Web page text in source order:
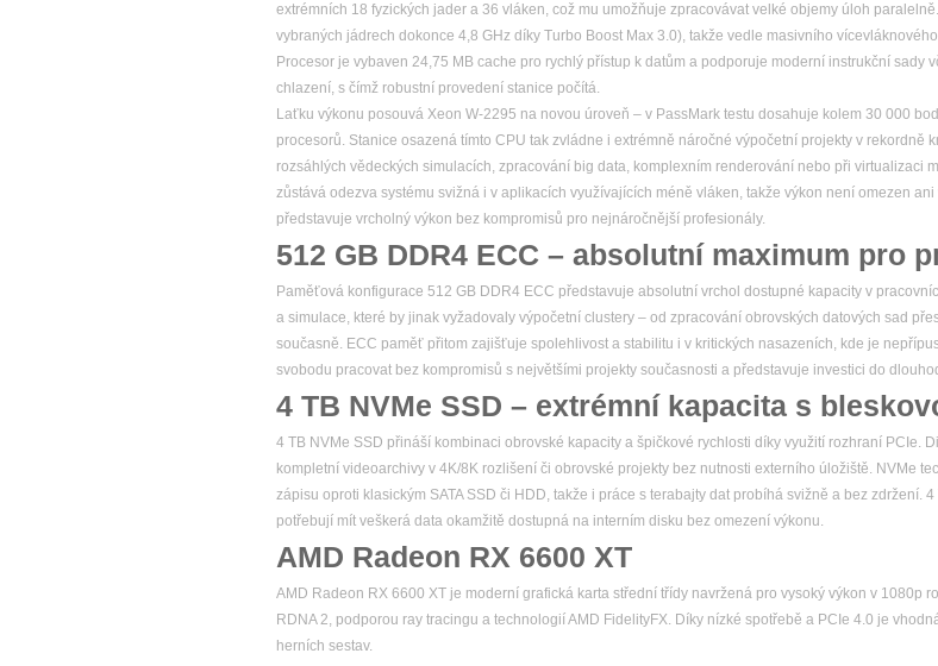
extrémních 18 fyzických jader a 36 vláken, což mu umožňuje zpracovávat velké objemy úloh
vybraných jádrech dokonce 4,8 GHz díky Turbo Boost Max 3.0), takže vedle masivního
Procesor je vybaven 24,75 MB cache pro rychlý přístup k datům a podporuje moderní instrukční sady
chlazení, s čímž robustní provedení stanice počítá.
Laťku výkonu posouvá Xeon W-2295 na novou úroveň – v PassMark testu dosahuje kolem 30 000
procesorů. Stanice osazená tímto CPU tak zvládne i extrémně náročné výpočetní projekty v rekordně
rozsáhlých vědeckých simulacích, zpracování big data, komplexním renderování nebo při virtualizaci
zůstává odezva systému svižná i v aplikacích využívajících méně vláken, takže výkon není omezen
představuje vrcholný výkon bez kompromisů pro nejnáročnější profesionály.
512 GB DDR4 ECC – absolutní maximum pro
Paměťová konfigurace 512 GB DDR4 ECC představuje absolutní vrchol dostupné kapacity v
a simulace, které by jinak vyžadovaly výpočetní clustery – od zpracování obrovských datových sad
současně. ECC paměť přitom zajišťuje spolehlivost a stabilitu i v kritických nasazeních, kde je
svobodu pracovat bez kompromisů s největšími projekty současnosti a představuje investici do
4 TB NVMe SSD – extrémní kapacita s
4 TB NVMe SSD přináší kombinaci obrovské kapacity a špičkové rychlosti díky využití rozhraní PCIe.
kompletní videoarchivy v 4K/8K rozlišení či obrovské projekty bez nutnosti externího úložiště. NVMe
zápisu oproti klasickým SATA SSD či HDD, takže i práce s terabajty dat probíhá svižně a bez zdržení.
potřebují mít veškerá data okamžitě dostupná na interním disku bez omezení výkonu.
AMD Radeon RX 6600 XT
AMD Radeon RX 6600 XT je moderní grafická karta střední třídy navržená pro vysoký výkon v 1080p
RDNA 2, podporou ray tracingu a technologií AMD FidelityFX. Díky nízké spotřebě a PCIe 4.0 je
herních sestav.